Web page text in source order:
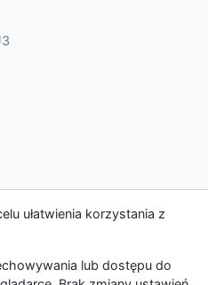
ułatwienia korzystania z
lub dostępu do